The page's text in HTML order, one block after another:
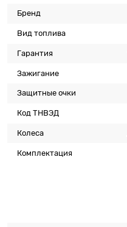
Бренд
Вид топлива
Гарантия
Зажигание
Защитные очки
Код ТНВЭД
Колеса
Комплектация